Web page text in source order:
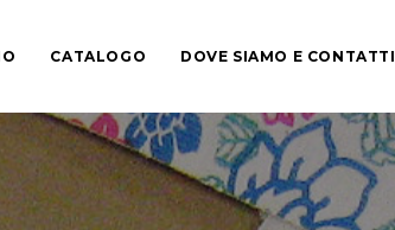
CATALOGO DOVE SIAMO E CONTATTI